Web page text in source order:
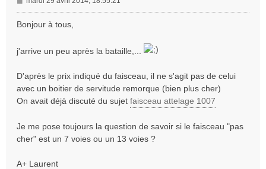
e
s
g
Bonjour à tous,
j'arrive un peu après la bataille,...
D'après le prix indiqué du faisceau, il ne s'agit pas de celui
avec un boitier de servitude remorque (bien plus cher)
On avait déjà discuté du sujet faisceau attelage 1007
Je me pose toujours la question de savoir si le faisceau "pas
cher" est un 7 voies ou un 13 voies ?
A+ Laurent